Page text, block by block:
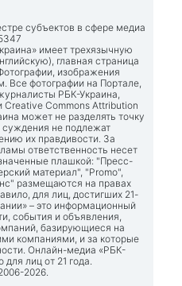
субъектов в сфере медиа
имеет трехязычную
главная страница
изображения
Все фотографии на Портале,
РБК-Украина,
Commons Attribution
может не разделять точку
не подлежат
их правдивости. За
ответственность несет
плашкой: "Пресс-
материал", "Promo",
размещаются на правах
для лиц, достигших 21-
– это информационный
события и объявления,
базирующиеся на
компаниями, и за которые
Онлайн-медиа «РБК-
для лиц от 21 года.
2026.